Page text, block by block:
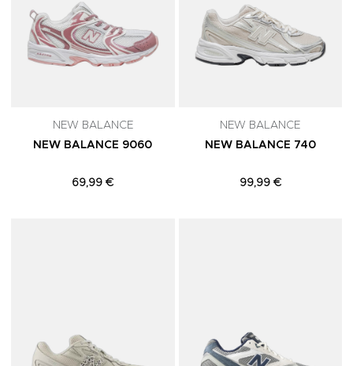
NEW BALANCE
NEW BALANCE 9060
69,99 €
NEW BALANCE
NEW BALANCE 740
99,99 €